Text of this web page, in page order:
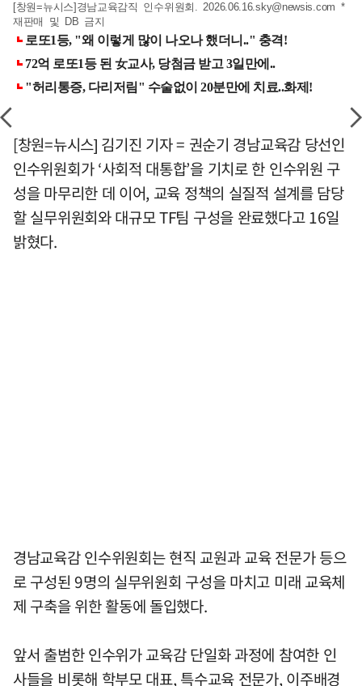
[창원=뉴시스]경남교육감직 인수위원회.2026.06.16.sky@newsis.com *
재판매 및 DB 금지
[창원=뉴시스] 김기진 기자 = 권순기 경남교육감 당선인
인수위원회가 ‘사회적 대통합’을 기치로 한 인수위원 구
성을 마무리한 데 이어, 교육 정책의 실질적 설계를 담당
할 실무위원회와 대규모 TF팀 구성을 완료했다고 16일
밝혔다.
경남교육감 인수위원회는 현직 교원과 교육 전문가 등으
로 구성된 9명의 실무위원회 구성을 마치고 미래 교육체
제 구축을 위한 활동에 돌입했다.
앞서 출범한 인수위가 교육감 단일화 과정에 참여한 인
사들을 비롯해 학부모 대표, 특수교육 전문가, 이주배경